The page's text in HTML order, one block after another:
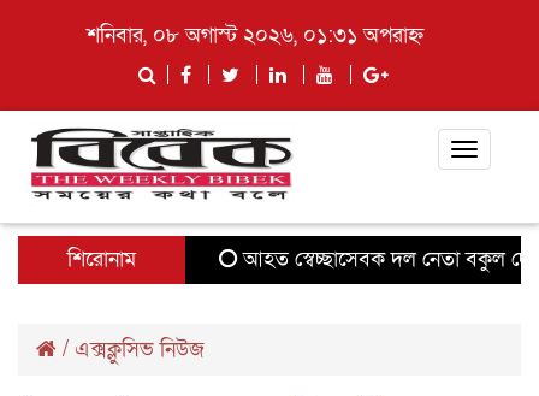
শনিবার, ০৮ অগাস্ট ২০২৬, ০১:৩১ অপরাহ্ন
Toggle
শিরোনাম আহত স্বেচ্ছাসেবক দল নেতা বকুল
/ এক্সক্লুসিভ নিউজ